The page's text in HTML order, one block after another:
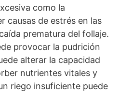
como la
causas de estrés en las
prematura del follaje.
provocar la pudrición
alterar la capacidad
nutrientes vitales y
riego insuficiente puede